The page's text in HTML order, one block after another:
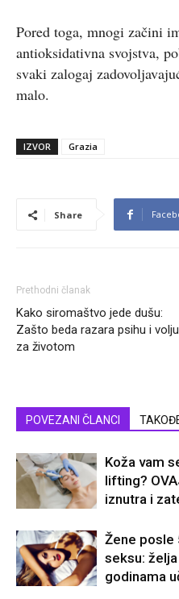
Pored toga, mnogi začini
antioksidativna svojstva,
svaki zalogaj
malo.
IZVOR Grazia
Share
Prethodni članak
Kako siromaštvo jede dušu:
Zašto beda razara psihu i volju
za životom
POVEZANI ČLANCI
Koža vam
lifting?
iznutra i
Žene posle
seksu:
godinama